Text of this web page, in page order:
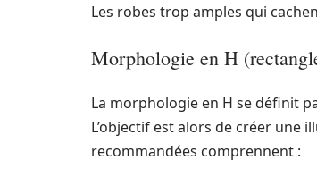
Les robes trop amples qui
Morphologie en H
La morphologie en H se définit
L’objectif est alors de créer une
recommandées comprennent :